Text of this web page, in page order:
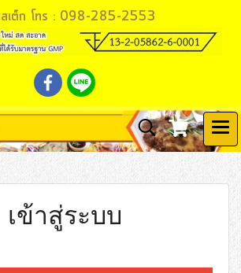
บสเต็ก โทร : 098-285-2553
เข้าสู่ระบบ